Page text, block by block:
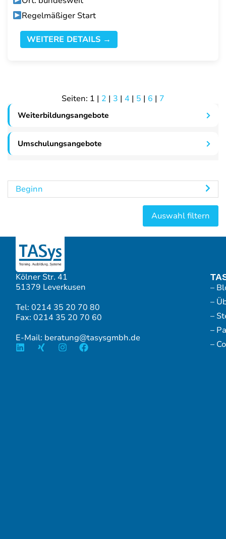
Regelmäßiger Start
WEITERE DETAILS →
Seiten: 1 | 2 | 3 | 4 | 5 | 6 | 7
Weiterbildungsangebote
Umschulungsangebote
Beginn
Kölner Str. 41
51379 Leverkusen
Tel: 0214 35 20 70 80
Fax: 0214 35 20 70 60
E-Mail: beratung@tasysgmbh.de
–
–
–
–
–